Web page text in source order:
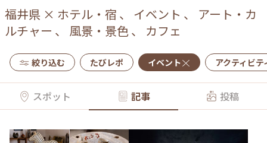
福井県 × ホテル・宿 、 イベント 、 アート・カ
ルチャー 、 風景・景色、 カフェ
絞り込む たびレポ イベント アクティビテ
スポット 記事 投稿